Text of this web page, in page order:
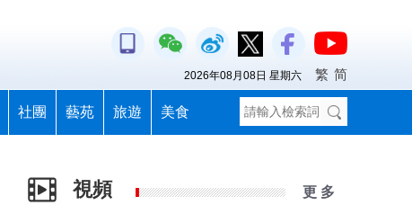
社團 藝苑 旅遊 美食
2026年08月08日 星期六 繁 简
視頻 更 多